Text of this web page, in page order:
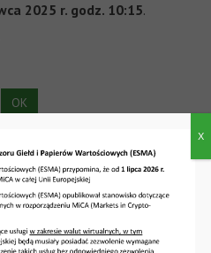
2025 r. godz. 10:15.
X